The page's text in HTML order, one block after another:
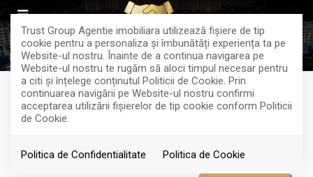
Trust Group Agentie imobiliara utilizează fişiere de tip
cookie pentru a personaliza și îmbunătăți experiența ta pe
Website-ul nostru. Înainte de a continua navigarea pe
Website-ul nostru te rugăm să aloci timpul necesar pentru
a citi și înțelege conținutul Politicii de Cookie. Prin
continuarea navigării pe Website-ul nostru confirmi
acceptarea utilizării fişierelor de tip cookie conform Politicii
de Cookie.
Politica de Confidentialitate Politica de Cookie